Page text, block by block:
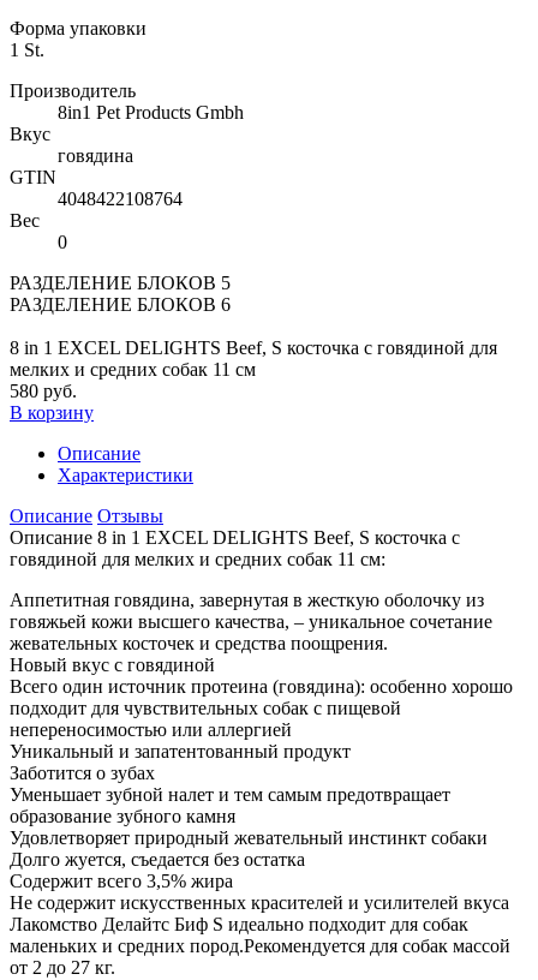
Форма упаковки
1 St.
Производитель
8in1 Pet Products Gmbh
Вкус
говядина
GTIN
4048422108764
Вес
0
РАЗДЕЛЕНИЕ БЛОКОВ 5
РАЗДЕЛЕНИЕ БЛОКОВ 6
8 in 1 EXCEL DELIGHTS Beef, S косточка с говядиной для
мелких и средних собак 11 см
580 руб.
В корзину
Описание
Характеристики
Описание Отзывы
Описание 8 in 1 EXCEL DELIGHTS Beef, S косточка с
говядиной для мелких и средних собак 11 см:
Аппетитная говядина, завернутая в жесткую оболочку из
говяжьей кожи высшего качества, – уникальное сочетание
жевательных косточек и средства поощрения.
Новый вкус с говядиной
Всего один источник протеина (говядина): особенно хорошо
подходит для чувствительных собак с пищевой
непереносимостью или аллергией
Уникальный и запатентованный продукт
Заботится о зубах
Уменьшает зубной налет и тем самым предотвращает
образование зубного камня
Удовлетворяет природный жевательный инстинкт собаки
Долго жуется, съедается без остатка
Содержит всего 3,5% жира
Не содержит искусственных красителей и усилителей вкуса
Лакомство Делайтс Биф S идеально подходит для собак
маленьких и средних пород.Рекомендуется для собак массой
от 2 до 27 кг.